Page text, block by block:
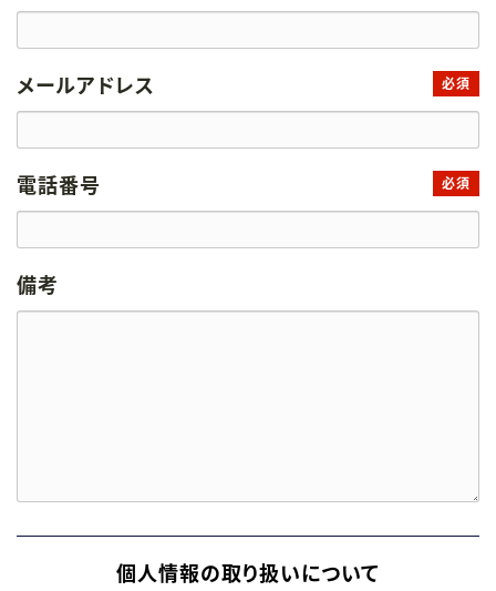
メールアドレス 必須
電話番号 必須
備考
個人情報の取り扱いについて